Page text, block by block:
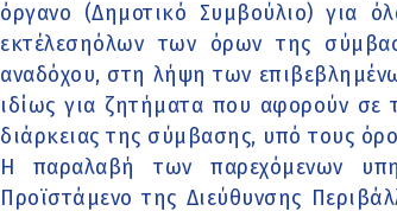
όργανο (Δημοτικό Συμβούλιο) για
εκτέλεσηόλων των όρων της
αναδόχου, στη λήψη των
ιδίως για ζητήματα που αφορούν σε
διάρκειας της σύμβασης, υπό τους
Η παραλαβή των παρεχόμενων
Προϊστάμενο της Διεύθυνσης